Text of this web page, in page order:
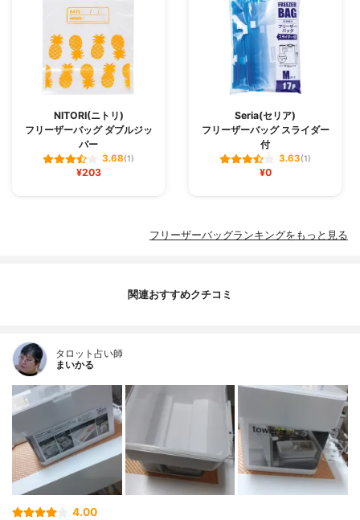
NITORI(ニトリ)
フリーザーバッグ ダブルジッ
パー
3.68(1)
¥203
Seria(セリア)
フリーザーバッグ スライダー
付
3.63(1)
¥0
フリーザーバッグランキングをもっと見る
関連おすすめクチコミ
タロット占い師
まいかる
4.00